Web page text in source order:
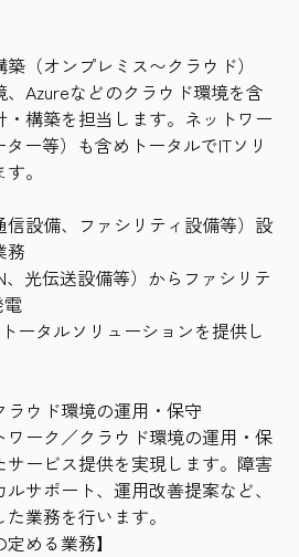
（オンプレミス〜クラウド）
Azureなどのクラウド環境を含
構築を担当します。ネットワー
ー等）も含めトータルでITソリ
。
信設備、ファシリティ設備等）設
務
、光伝送設備等）からファシリテ
電
ータルソリューションを提供し
ラウド環境の運用・保守
ーク／クラウド環境の運用・保
ービス提供を実現します。障害
サポート、運用改善提案など、
業務を行います。
める業務】